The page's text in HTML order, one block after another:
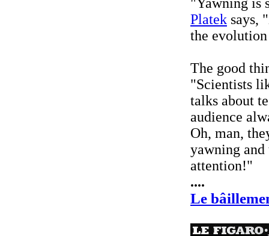
Platek says,
the
The good
"Scientists
talks about
audience
Oh, man,
yawning
attention!"
....
Le